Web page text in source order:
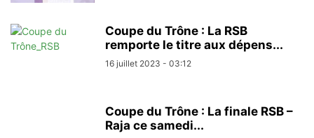
Coupe du Trône : La RSB
remporte le titre aux dépens...
16 juillet 2023 - 03:12
Coupe du Trône : La finale RSB –
Raja ce samedi...